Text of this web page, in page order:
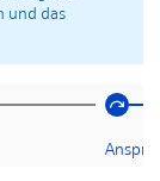
und das